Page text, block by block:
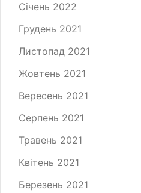
Січень 2022
Грудень 2021
Листопад 2021
Жовтень 2021
Вересень 2021
Серпень 2021
Травень 2021
Квітень 2021
Березень 2021